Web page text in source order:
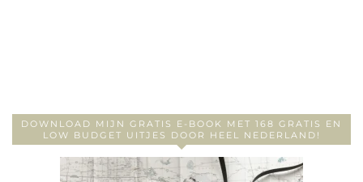
DOWNLOAD MIJN GRATIS E-BOOK MET 168 GRATIS EN
LOW BUDGET UITJES DOOR HEEL NEDERLAND!